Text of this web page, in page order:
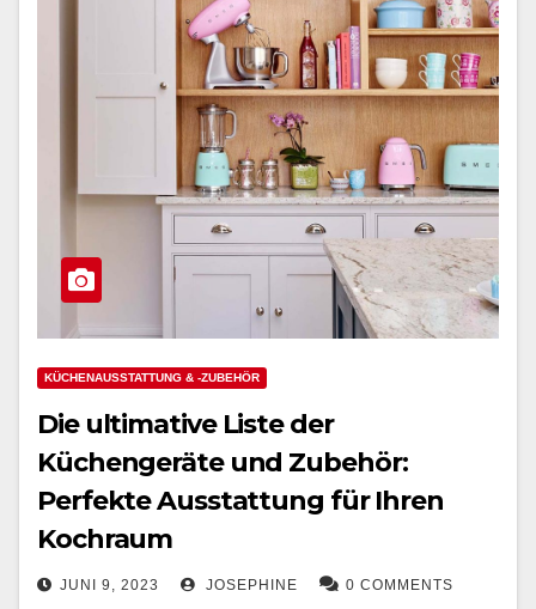
KÜCHENAUSSTATTUNG & -ZUBEHÖR
Die ultimative Liste der
Küchengeräte und Zubehör:
Perfekte Ausstattung für Ihren
Kochraum
JUNI 9, 2023 JOSEPHINE 0 COMMENTS